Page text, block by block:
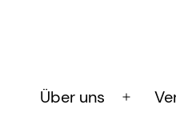
Über uns
Menü